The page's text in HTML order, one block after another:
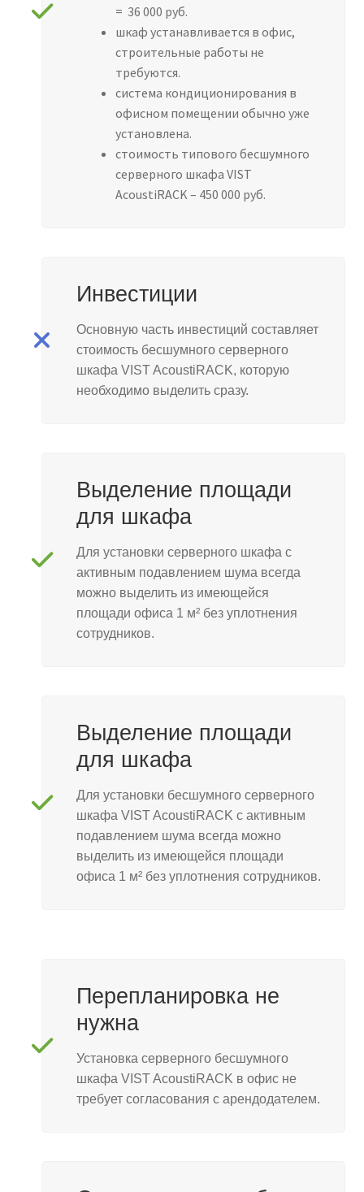
= 36 000 руб.
шкаф устанавливается в офис,
строительные работы не
требуются.
система кондиционирования в
офисном помещении обычно уже
установлена.
стоимость типового бесшумного
серверного шкафа VIST
AcoustiRACK – 450 000 руб.
Инвестиции
Основную часть инвестиций составляет
стоимость бесшумного серверного
шкафа VIST AcoustiRACK, которую
необходимо выделить сразу.
Выделение площади
для шкафа
Для установки серверного шкафа с
активным подавлением шума всегда
можно выделить из имеющейся
площади офиса 1 м² без уплотнения
сотрудников.
Выделение площади
для шкафа
Для установки бесшумного серверного
шкафа VIST AcoustiRACK с активным
подавлением шума всегда можно
выделить из имеющейся площади
офиса 1 м² без уплотнения сотрудников.
Перепланировка не
нужна
Установка серверного бесшумного
шкафа VIST AcoustiRACK в офис не
требует согласования с арендодателем.